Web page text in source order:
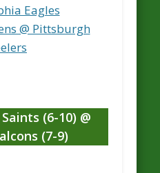
Eagles
@ Pittsburgh
(6-10) @
(7-9)